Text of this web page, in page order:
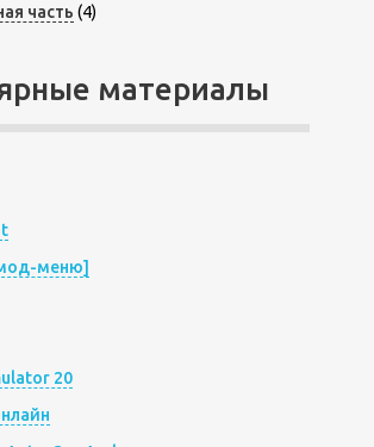
часть (4)
материалы
меню]
20